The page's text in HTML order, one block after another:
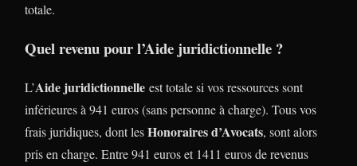
totale.
Quel revenu pour l’Aide juridictionnelle ?
L’Aide juridictionnelle est totale si vos ressources sont
inférieures à 941 euros (sans personne à charge). Tous vos
frais juridiques, dont lesHonoraires d’Avocats, sont alors
pris en charge. Entre 941 euros et 1411 euros de revenus